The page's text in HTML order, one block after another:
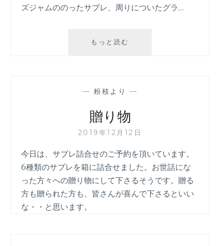
ズジャムののったサブレ、周りについたグラ…
もっと読む
知
せ
— 粉枝より —
贈り物
2019年12月12日
今日は、サブレ詰合せのご予約を頂いています。
6種類のサブレを箱に詰合せました。お世話にな
った方々への贈り物にして下さるそうです。贈る
方も贈られた方も、皆さんが喜んで下さるといい
な・・と思います。